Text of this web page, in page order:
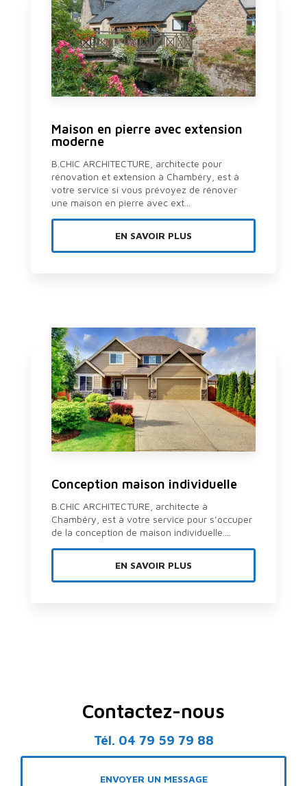
Maison en pierre avec extension
moderne
B.CHIC ARCHITECTURE, architecte pour
rénovation et extension à Chambéry, est à
votre service si vous prévoyez de rénover
une maison en pierre avec ext...
EN SAVOIR PLUS
Conception maison individuelle
B.CHIC ARCHITECTURE, architecte à
Chambéry, est à votre service pour s’occuper
de la conception de maison individuelle....
EN SAVOIR PLUS
Contactez-nous
Tél. 04 79 59 79 88
ENVOYER UN MESSAGE